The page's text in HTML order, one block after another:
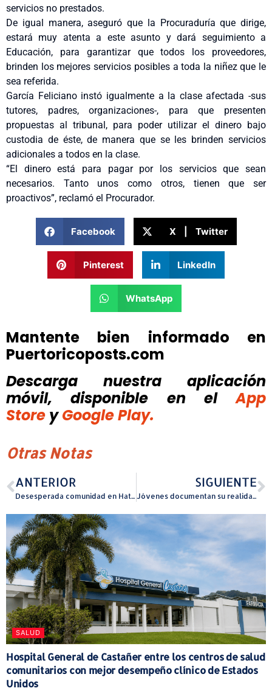
servicios no prestados.
De igual manera, aseguró que la Procuraduría que dirige,
estará muy atenta a este asunto y dará seguimiento a
Educación, para garantizar que todos los proveedores,
brinden los mejores servicios posibles a toda la niñez que le
sea referida.
García Feliciano instó igualmente a la clase afectada -sus
tutores, padres, organizaciones-, para que presenten
propuestas al tribunal, para poder utilizar el dinero bajo
custodia de éste, de manera que se les brinden servicios
adicionales a todos en la clase.
“El dinero está para pagar por los servicios que sean
necesarios. Tanto unos como otros, tienen que ser
proactivos”, reclamó el Procurador.
Facebook X | Twitter
Pinterest LinkedIn
WhatsApp
Mantente bien informado en
Puertoricoposts.com
Descarga nuestra aplicación
móvil, disponible
en el
App
Store y Google Play.
Otras Notas
ANTERIOR
Desesperada comunidad en Hatillo que lleva más de 70 días sin agua
SIGUIENTE
Jóvenes documentan su realidad en nueva edición de Documentar la Memoria
SALUD
Hospital General de Castañer entre los centros de salud
comunitarios con mejor desempeño clínico de Estados
Unidos